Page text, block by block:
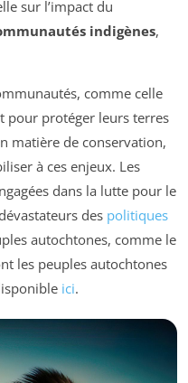
sur l’impact du
indigènes,
comme celle
pour protéger leurs terres
matière de conservation,
à ces enjeux. Les
dans la lutte pour le
des politiques
autochtones, comme le
les peuples autochtones
ici.